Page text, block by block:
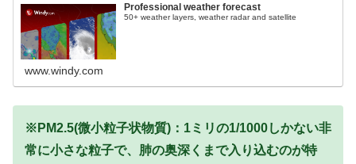
Professional weather forecast
50+ weather layers, weather radar and satellite
www.windy.com
※PM2.5(微小粒子状物質)：1ミリの1/1000しかない非
常に小さな粒子で、肺の奥深くまで入り込むのが特